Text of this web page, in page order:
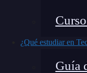
¿Qué estudiar en
Guía
¿Quiere
del Deep
humano en